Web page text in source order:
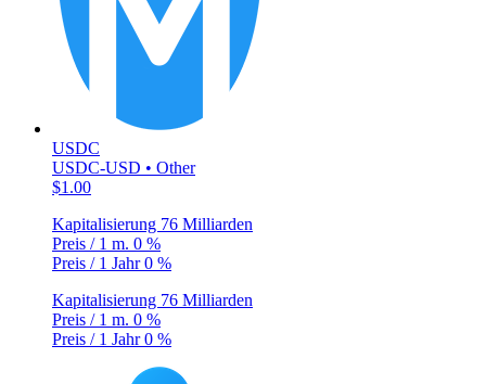
USDC
USDC-USD • Other
$1.00
Kapitalisierung 76 Milliarden
Preis / 1 m. 0 %
Preis / 1 Jahr0 %
Kapitalisierung 76 Milliarden
Preis / 1 m. 0 %
Preis / 1 Jahr0 %